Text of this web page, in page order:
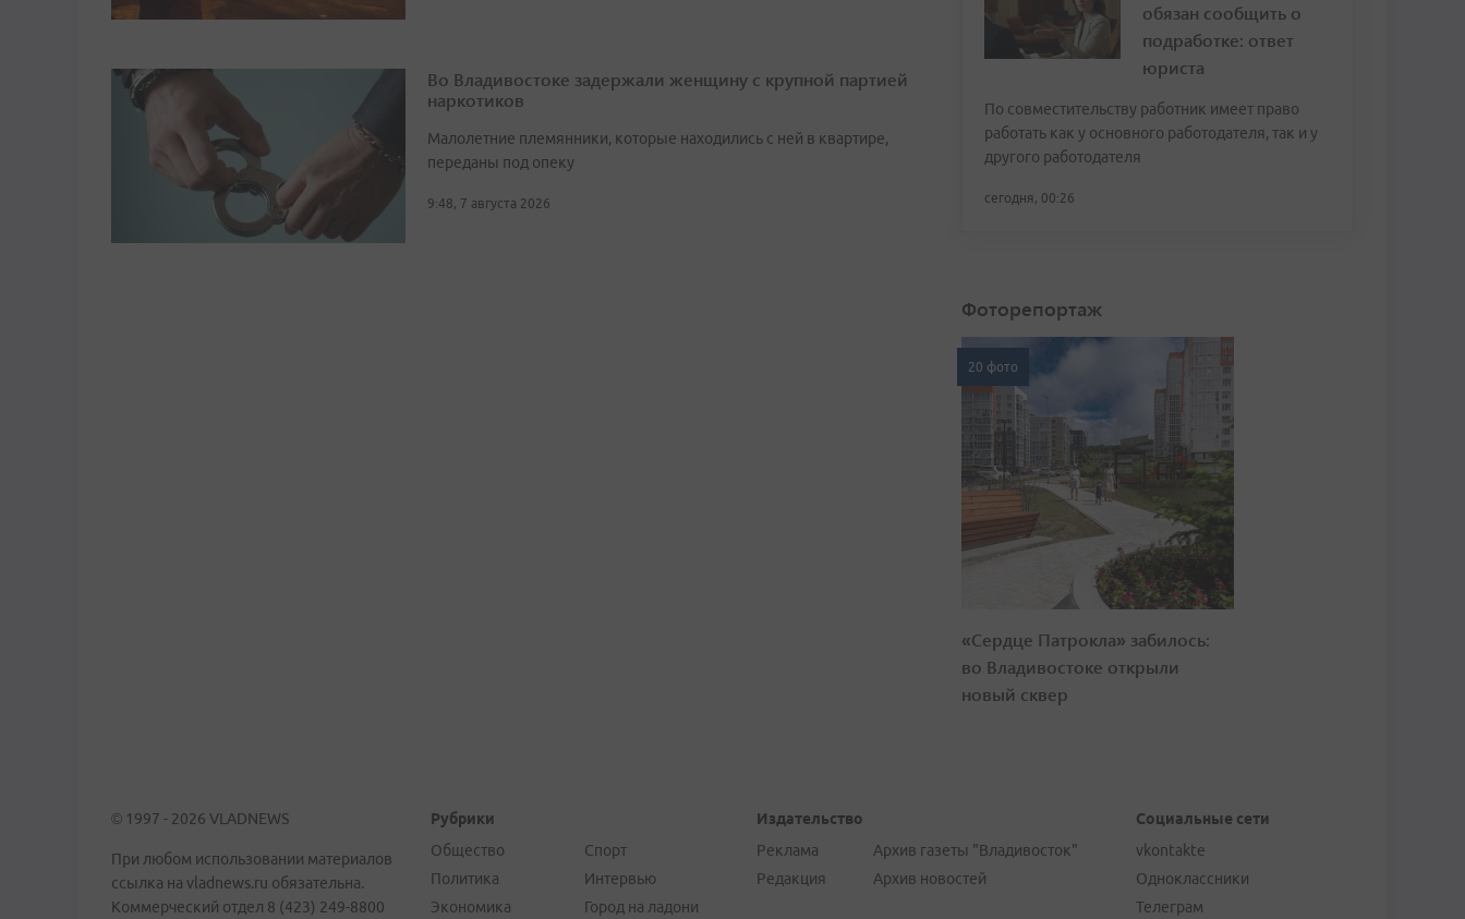
Во Владивостоке задержали женщину с крупной партией
наркотиков
Малолетние племянники, которые находились с ней в квартире,
переданы под опеку
9:48, 7 августа 2026
обязан сообщить о
подработке: ответ
юриста
По совместительству работник имеет право
работать как у основного работодателя, так и у
другого работодателя
сегодня, 00:26
Фоторепортаж
20 фото
«Сердце Патрокла» забилось:
во Владивостоке открыли
новый сквер
© 1997 - 2026 VLADNEWS
При любом использовании материалов
ссылка на vladnews.ru обязательна.
Коммерческий отдел 8 (423) 249-8800
Рубрики
Общество
Политика
Экономика
Спорт
Интервью
Город на ладони
Издательство
Реклама
Редакция
Архив газеты "Владивосток"
Архив новостей
Социальные сети
vkontakte
Одноклассники
Телеграм